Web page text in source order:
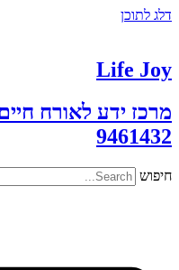
דלג לתוכן
Life Joy
9461432
חיפוש